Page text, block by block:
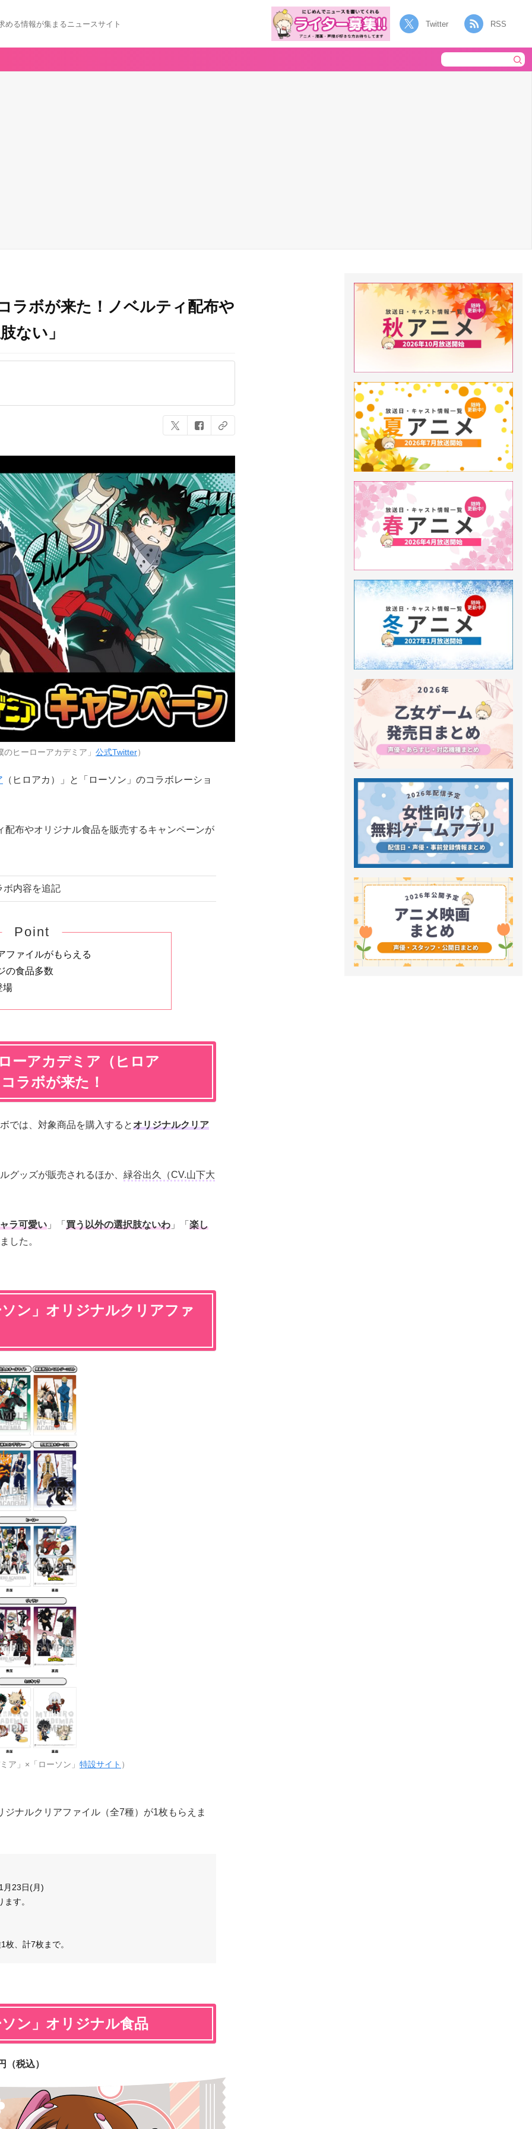
める情報が集まるニュースサイト Twitter RSS
ラボが来た！ノベルティ配布や
ない」
ヒーローアカデミア」 公式Twitter）
（ヒロアカ）」と「ローソン」のコラボレーショ
布やオリジナル食品を販売するキャンペーンが
ボ内容を追記
Point
ファイルがもらえる
の食品多数
場
ーアカデミア（ヒロア
ラボが来た！
では、対象商品を購入するとオリジナルクリア
グッズが販売されるほか、 緑谷出久（CV.山下大
ラ可愛い 」「 買う以外の選択肢ないわ 」「 楽し
した。
ン」オリジナルクリアファ
ア」×「ローソン」 特設サイト ）
ナルクリアファイル（全7種）が1枚もらえま
月23日(月)
す。
、計7枚まで。
ン」オリジナル食品
（税込）